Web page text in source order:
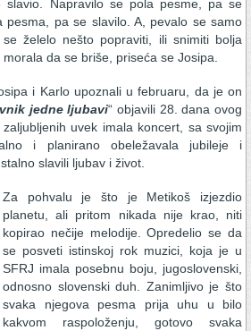
Napravilo se pola pesme, pa se
pesma, pa se slavilo. A, pevalo se samo
želelo nešto popraviti, ili snimiti bolja
da se briše, priseća se Josipa.
i Karlo upoznali u februaru, da je on
jedne ljubavi“ objavili 28. dana ovog
uvek imala koncert, sa svojim
i planirano obeležavala jubileje i
slavili ljubav i život.
Za pohvalu je što je Metikoš izjezdio
planetu, ali pritom nikada nije krao, niti
kopirao nečije melodije. Opredelio se da
se posveti istinskoj rok muzici, koja je u
SFRJ imala posebnu boju, jugoslovenski,
odnosno slovenski duh. Zanimljivo je što
svaka njegova pesma prija uhu u bilo
kakvom raspoloženju, gotovo svaka